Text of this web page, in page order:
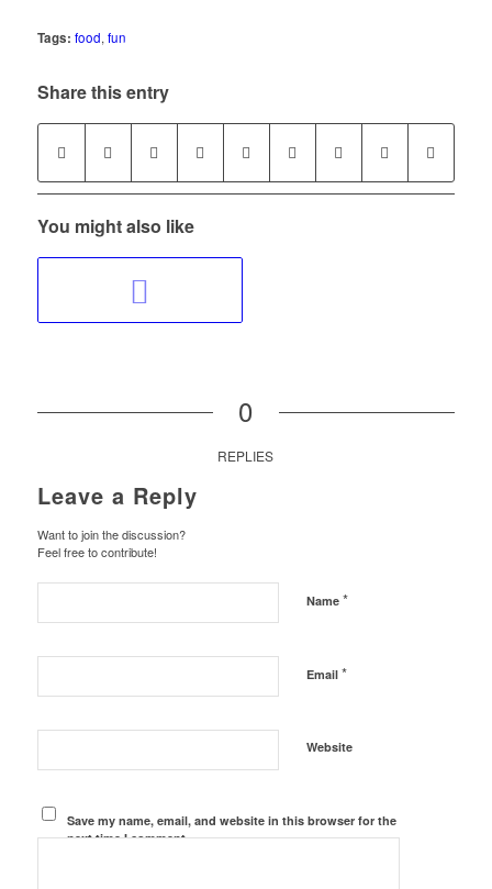
Tags: food, fun
Share this entry
You might also like
0
REPLIES
Leave a Reply
Want to join the discussion?
Feel free to contribute!
Name *
Email *
Website
Save my name, email, and website in this browser for the
next time I comment.